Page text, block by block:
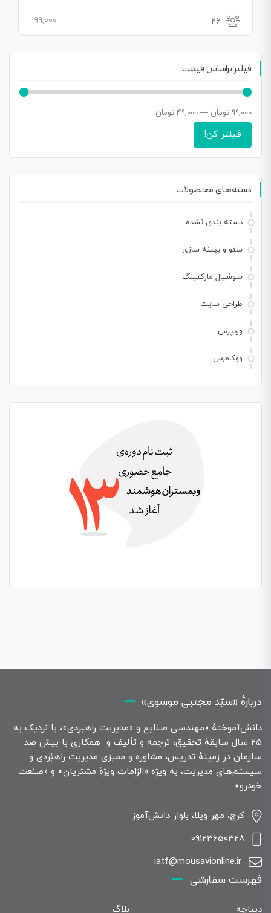
26
99,000
فیلتر براساس قیمت:
99,000 تومان — 49,000 تومان
فیلتر کن!
دسته‌های محصولات
دسته بندی نشده
سئو و بهینه سازی
سوشیال مارکتینگ
طراحی سایت
وردپرس
ووکامرس
دربارهٔ «سیّد مجتبی موسوی»
دانش‌آموختهٔ «مهندسی صنایع و «مدیریت راهبردی»، با نزدیک به
۲۵ سال سابقهٔ تحقیق، ترجمه و تألیف و همکاری با بیش صد
سازمان در زمینهٔ تدریس، مشاوره و ممیزی مدیریت راهبُردی و
سیستم‌های مدیریت، به ویژه «الزامات ویژهٔ مشتریان» و «صنعت
خودرو»
کرج، مهر ویلا، بلوار دانش‌آموز
09123650328
iatf@mousavionline.ir
فهرست سفارشی
دیباچه بلاگ